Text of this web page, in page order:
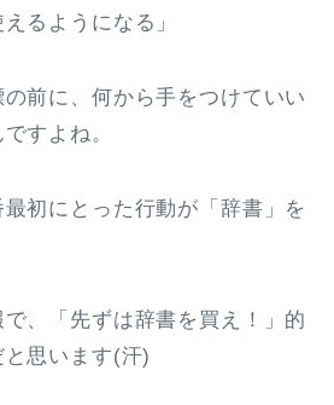
るようになる」
前に、何から手をつけていい
すよね。
初にとった行動が「辞書」を
、「先ずは辞書を買え！」的
思います(汗)